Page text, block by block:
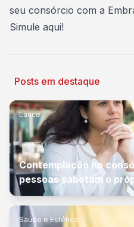
seu consórcio com a
Simule aqui!
Posts em destaque
Lance
Contemplação no
pessoas sabotam o
Saúde e Estética